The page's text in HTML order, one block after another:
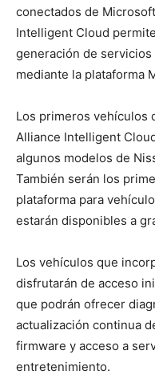
conectados de
Intelligent Cloud
generación de
mediante la plataforma
Los primeros vehículos
Alliance Intelligent
algunos modelos de
También serán los
plataforma para
estarán disponibles a
Los vehículos que
disfrutarán de acceso
que podrán ofrecer
actualización continua
firmware y acceso a
entretenimiento.